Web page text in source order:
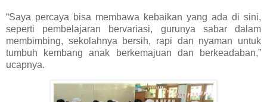
“Saya percaya bisa membawa kebaikan yang ada di sini,
seperti pembelajaran bervariasi, gurunya sabar dalam
membimbing, sekolahnya bersih, rapi dan nyaman untuk
tumbuh kembang anak berkemajuan dan berkeadaban,”
ucapnya.